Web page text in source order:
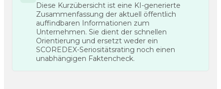
Diese Kurzübersicht ist eine KI-generierte
Zusammenfassung der aktuell öffentlich
auffindbaren Informationen zum
Unternehmen. Sie dient der schnellen
Orientierung und ersetzt weder ein
SCOREDEX-Seriositätsrating noch einen
unabhängigen Faktencheck.